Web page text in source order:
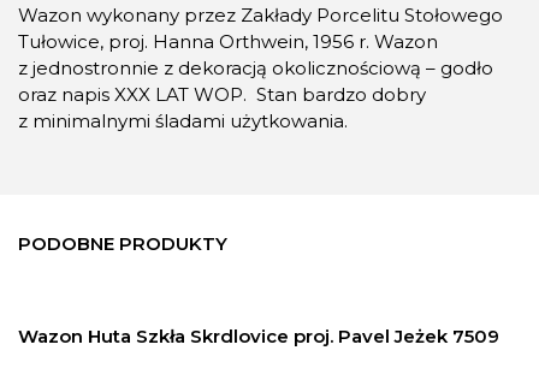
Wazon wykonany przez Zakłady Porcelitu Stołowego
Tułowice, proj. Hanna Orthwein, 1956 r. Wazon
z jednostronnie z dekoracją okolicznościową – godło
oraz napis XXX LAT WOP. Stan bardzo dobry
z minimalnymi śladami użytkowania.
PODOBNE PRODUKTY
Wazon Huta Szkła Skrdlovice proj. Pavel Jeżek 7509